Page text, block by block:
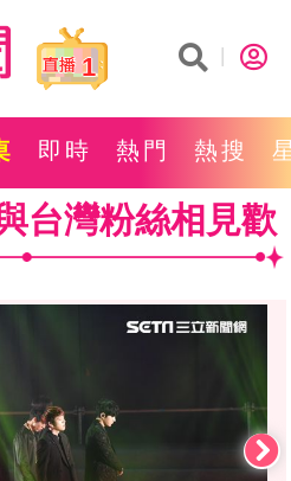
1
即時 熱門 熱搜
台灣粉絲相見歡